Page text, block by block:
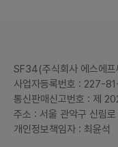
SF34(주식회사 에스에프
사업자등록번호 : 227-
통신판매신고번호 : 제
주소 : 서울 관악구 신림
개인정보책임자 : 최윤석